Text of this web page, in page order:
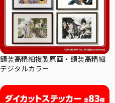
額装高精細複製原画・額装高精細
デジタルカラー